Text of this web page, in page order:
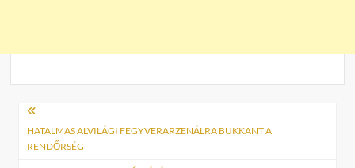
Bejegyzés
navigáció
HATALMAS ALVILÁGI FEGYVERARZENÁLRA BUKKANT A
RENDŐRSÉG